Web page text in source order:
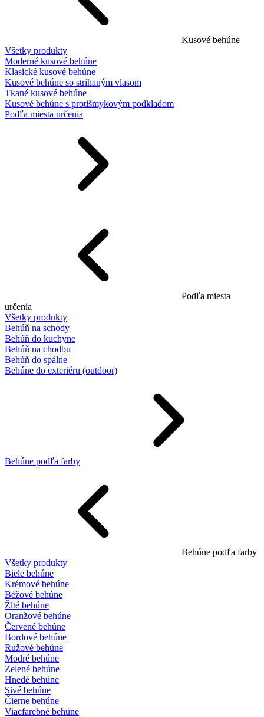
Kusové behúne
Všetky produkty
Moderné kusové behúne
Klasické kusové behúne
Kusové behúne so strihaným vlasom
Tkané kusové behúne
Kusové behúne s protišmykovým podkladom
Podľa miesta určenia
Podľa miesta
určenia
Všetky produkty
Behúň na schody
Behúň do kuchyne
Behúň na chodbu
Behúň do spálne
Behúne do exteriéru (outdoor)
Behúne podľa farby
Behúne podľa farby
Všetky produkty
Biele behúne
Krémové behúne
Béžové behúne
Žlté behúne
Oranžové behúne
Červené behúne
Bordové behúne
Ružové behúne
Modré behúne
Zelené behúne
Hnedé behúne
Sivé behúne
Čierne behúne
Viacfarebné behúne